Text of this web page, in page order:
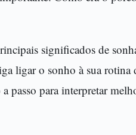
significados de
ligar o sonho à sua rotina
passo para interpretar